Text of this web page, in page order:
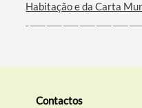
Habitação e da Carta
Contactos